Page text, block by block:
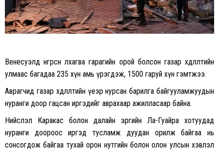
Венесуэлд өнгөрсөн лхагва гарагийн орой болсон газар хөдлөлтийн
улмаас багадаа 235 хүн амь үрэгдэж, 1500 гаруй хүн гэмтжээ.
Аврагчид газар хөдлөлтийн үеэр нурсан барилга байгууламжуудын
нуранги доор гацсан иргэдийг аврахаар ажилласаар байна.
Нийслэл Каракас болон далайн эргийн Ла-Гуайра хотуудад
нуранги доороос иргэд тусламж дуудан орилж байгаа нь
сонсогдож байгаа тухай орон нутгийн болон олон улсын хэвлэл